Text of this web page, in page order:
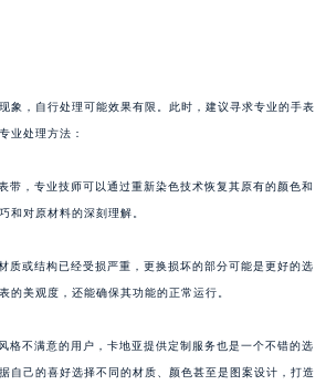
象，自行处理可能效果有限。此时，建议寻求专业的手表
业处理方法：
带，专业技师可以通过重新染色技术恢复其原有的颜色和
和对原材料的深刻理解。
质或结构已经受损严重，更换损坏的部分可能是更好的选
的美观度，还能确保其功能的正常运行。
格不满意的用户，卡地亚提供定制服务也是一个不错的选
自己的喜好选择不同的材质、颜色甚至是图案设计，打造